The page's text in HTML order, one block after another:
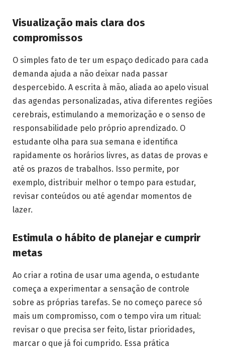
Visualização mais clara dos
compromissos
O simples fato de ter um espaço dedicado para cada
demanda ajuda a não deixar nada passar
despercebido. A escrita à mão, aliada ao apelo visual
das agendas personalizadas, ativa diferentes regiões
cerebrais, estimulando a memorização e o senso de
responsabilidade pelo próprio aprendizado. O
estudante olha para sua semana e identifica
rapidamente os horários livres, as datas de provas e
até os prazos de trabalhos. Isso permite, por
exemplo, distribuir melhor o tempo para estudar,
revisar conteúdos ou até agendar momentos de
lazer.
Estimula o hábito de planejar e cumprir
metas
Ao criar a rotina de usar uma agenda, o estudante
começa a experimentar a sensação de controle
sobre as próprias tarefas. Se no começo parece só
mais um compromisso, com o tempo vira um ritual:
revisar o que precisa ser feito, listar prioridades,
marcar o que já foi cumprido. Essa prática